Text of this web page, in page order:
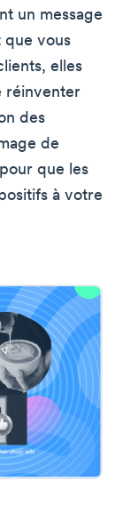
un message
que vous
elles
réinventer
des
de
que les
à votre